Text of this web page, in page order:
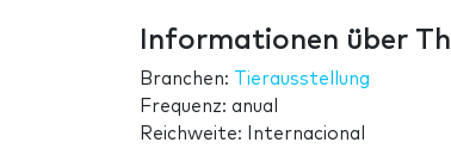
Informationen über
Branchen:
Tierausstellung
Frequenz: anual
Reichweite: Internacional